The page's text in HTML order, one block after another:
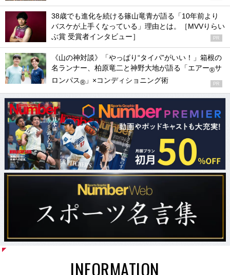
38歳でも進化を続ける篠山竜青が語る「10年前より
バスケが上手くなっている」理由とは。［MVVりらい
ぶ賞 受賞者インタビュー］
PR
《山の神対談》「やっぱり“タイパ”がいい！」箱根の
名ランナー、柏原竜二と神野大地が語る「エアー®サ
ロンパス® 」×コンディショニング術 PR
INFORMATION